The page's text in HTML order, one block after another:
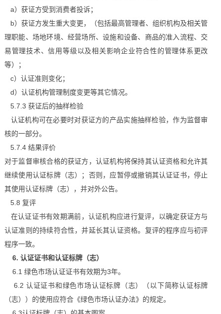
a）获证方受到消费者投诉；
b）获证方发生重大变更，（包括最高管理者、组织机构及相关管
理职能、场地环境、经营场所、设施和设备、商品的准入流程、交
易管理技术、信用等级以及相关影响企业符合性的管理体系更改
等）；
c）认证准则变化；
d）认证机构管理制度变更等其它情况。
5.7.3 获证后的抽样检验
认证机构可在必要时对获证方的产品实施抽样检验，作为监督审
核的一部分。
5.7.4 结果评价
对于监督审核合格的获证方，认证机构将保持其认证资格和允许其
继续使用认证标牌（志）；否则，应暂停或撤销其认证证书，停止
其使用认证标牌（志），并对外公告。
5.8 复评
在认证证书有效期满前，认证机构应进行复评，以确定获证方与
认证准则的持续符合性，并延长其认证资格。复评的程序应与初评
程序一致。
6. 认证证书和认证标牌（志）
6.1 绿色市场认证证书有效期为3年。
6.2 认证证书和绿色市场认证标牌（志）（以下简称认证标牌
（志））的使用应符合《绿色市场认证办法》的规定。